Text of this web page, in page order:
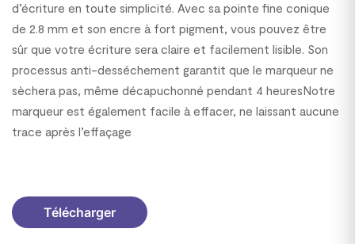
d’écriture en toute simplicité. Avec sa pointe fine conique
de 2.8 mm et son encre à fort pigment, vous pouvez être
sûr que votre écriture sera claire et facilement lisible. Son
processus anti-desséchement garantit que le marqueur ne
sèchera pas, même décapuchonné pendant 4 heuresNotre
marqueur est également facile à effacer, ne laissant aucune
trace après l’effaçage
Télécharger